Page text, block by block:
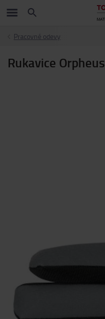
Pracovné odevy
Rukavice Orpheus